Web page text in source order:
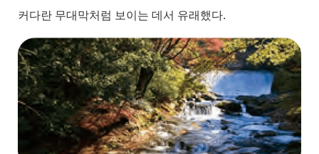
커다란 무대막처럼 보이는 데서 유래했다.